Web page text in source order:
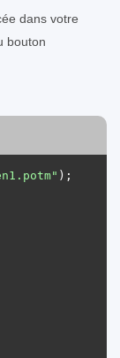
dans votre
bouton